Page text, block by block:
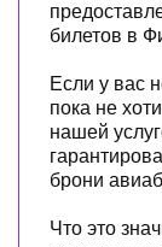
билетов в
Если у вас
пока не
нашей
брони
Что это